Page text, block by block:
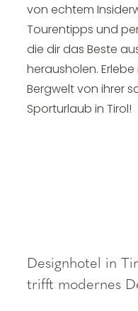
von echtem
Tourentipps und
die dir das Beste
herausholen.
Bergwelt von ihrer
Sporturlaub in Tirol!
Designhotel in
trifft modernes